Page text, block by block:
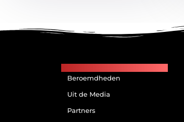
Beroemdheden
Uit de Media
Partners